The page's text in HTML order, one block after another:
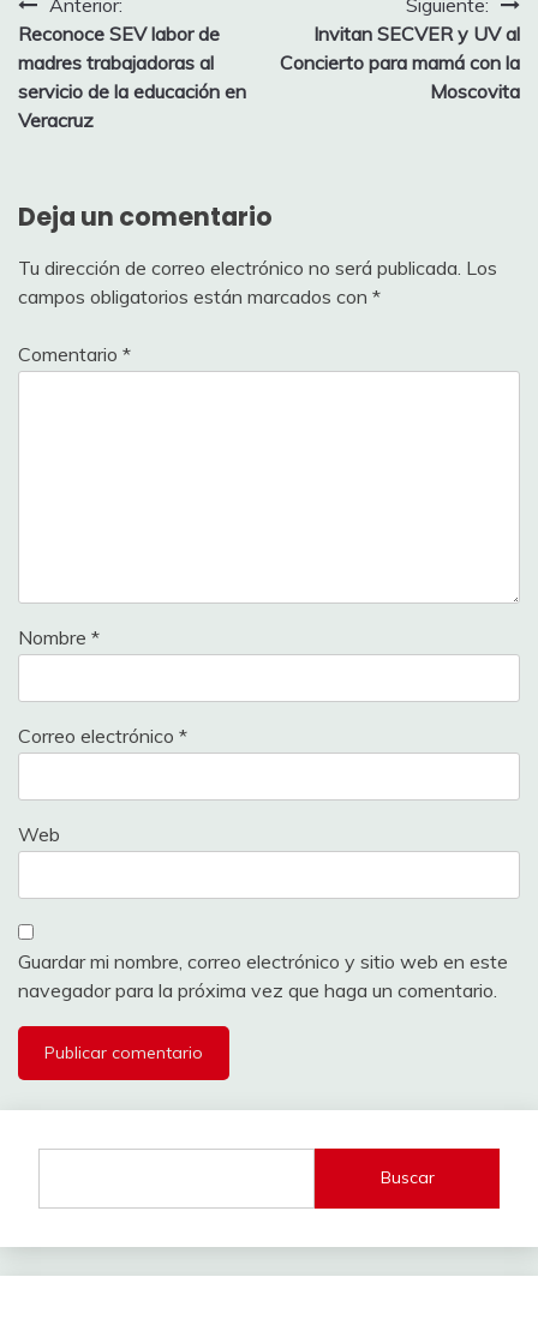
Navegación
de
entradas
Anterior:
Reconoce SEV labor de
madres trabajadoras al
servicio de la educación en
Veracruz
Siguiente:
Invitan SECVER y UV al
Concierto para mamá con la
Moscovita
Deja un comentario
Tu dirección de correo electrónico no será publicada. Los
campos obligatorios están marcados con *
Comentario *
Nombre *
Correo electrónico *
Web
Guardar mi nombre, correo electrónico y sitio web en este
navegador para la próxima vez que haga un comentario.
Buscar